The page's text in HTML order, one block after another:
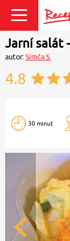
Přihlásit se
Jarní salát
autor:Simča S.
4.8
30 minut